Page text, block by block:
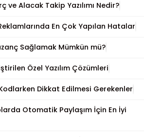
ve Alacak Takip Yazılımı Nedir?
En Çok Yapılan Hatalar
Sağlamak Mümkün mü?
Özel Yazılım Çözümleri
Dikkat Edilmesi Gerekenler
Otomatik Paylaşım İçin En İyi